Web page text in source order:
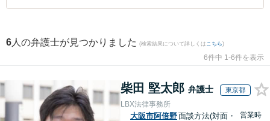
6 人の弁護士が見つかりました (検索結果について詳しくは こちら)
6件中 1-6件を表示
柴田 堅太郎 弁護士 東京都
LBX法律事務所
大阪市阿倍野面談方法(対面・
営業時